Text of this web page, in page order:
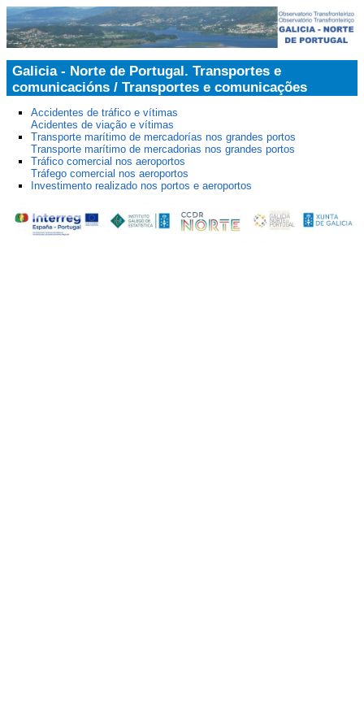
Galicia - Norte de Portugal. Transportes e
comunicacións / Transportes e comunicações
Accidentes de tráfico e vítimas
Acidentes de viação e vítimas
Transporte marítimo de mercadorías nos grandes portos
Transporte marítimo de mercadorias nos grandes portos
Tráfico comercial nos aeroportos
Tráfego comercial nos aeroportos
Investimento realizado nos portos e aeroportos